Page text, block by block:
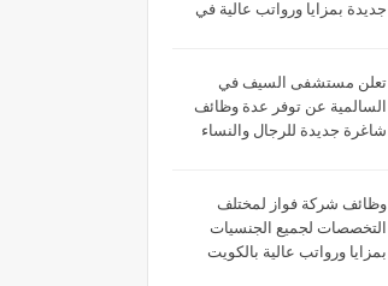
جديدة بمزايا ورواتب عالية في
تعلن مستشفى السيف في
السالمية عن توفر عدة وظائف
شاغرة جديدة للرجال والنساء
وظائف شركة فواز لمختلف
التخصصات لجميع الجنسيات
بمزايا ورواتب عالية بالكويت